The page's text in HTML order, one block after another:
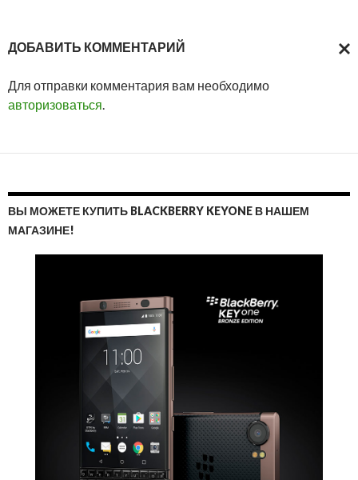
ДОБАВИТЬ КОММЕНТАРИЙ
Для отправки комментария вам необходимо
авторизоваться.
ВЫ МОЖЕТЕ КУПИТЬ BLACKBERRY KEYONE В НАШЕМ
МАГАЗИНЕ!